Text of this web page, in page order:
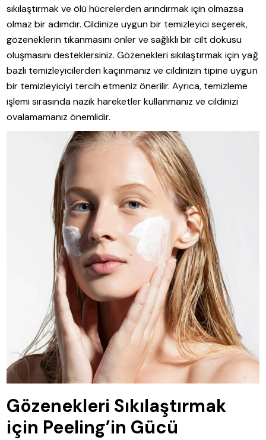
sıkılaştırmak ve ölü hücrelerden arındırmak için olmazsa
olmaz bir adımdır. Cildinize uygun bir temizleyici seçerek,
gözeneklerin tıkanmasını önler ve sağlıklı bir cilt dokusu
oluşmasını desteklersiniz. Gözenekleri sıkılaştırmak için yağ
bazlı temizleyicilerden kaçınmanız ve cildinizin tipine uygun
bir temizleyiciyi tercih etmeniz önerilir. Ayrıca, temizleme
işlemi sırasında nazik hareketler kullanmanız ve cildinizi
ovalamamanız önemlidir.
Gözenekleri Sıkılaştırmak
için Peeling’in Gücü